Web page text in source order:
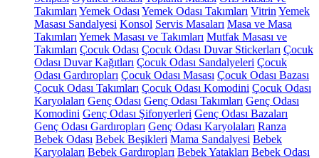
Takımları Yemek Odası Yemek Odası Takımları Vitrin Yemek
Masası Sandalyesi Konsol Servis Masaları Masa ve Masa
Takımları Yemek Masası ve Takımları Mutfak Masası ve
Takımları Çocuk Odası Çocuk Odası Duvar Stickerları Çocuk
Odası Duvar Kağıtları Çocuk Odası Sandalyeleri Çocuk
Odası Gardıropları Çocuk Odası Masası Çocuk Odası Bazası
Çocuk Odası Takımları Çocuk Odası Komodini Çocuk Odası
Karyolaları Genç Odası Genç Odası Takımları Genç Odası
Komodini Genç Odası Şifonyerleri Genç Odası Bazaları
Genç Odası Gardıropları Genç Odası Karyolaları Ranza
Bebek Odası Bebek Beşikleri Mama Sandalyesi Bebek
Karyolaları Bebek Gardıropları Bebek Yatakları Bebek Odası